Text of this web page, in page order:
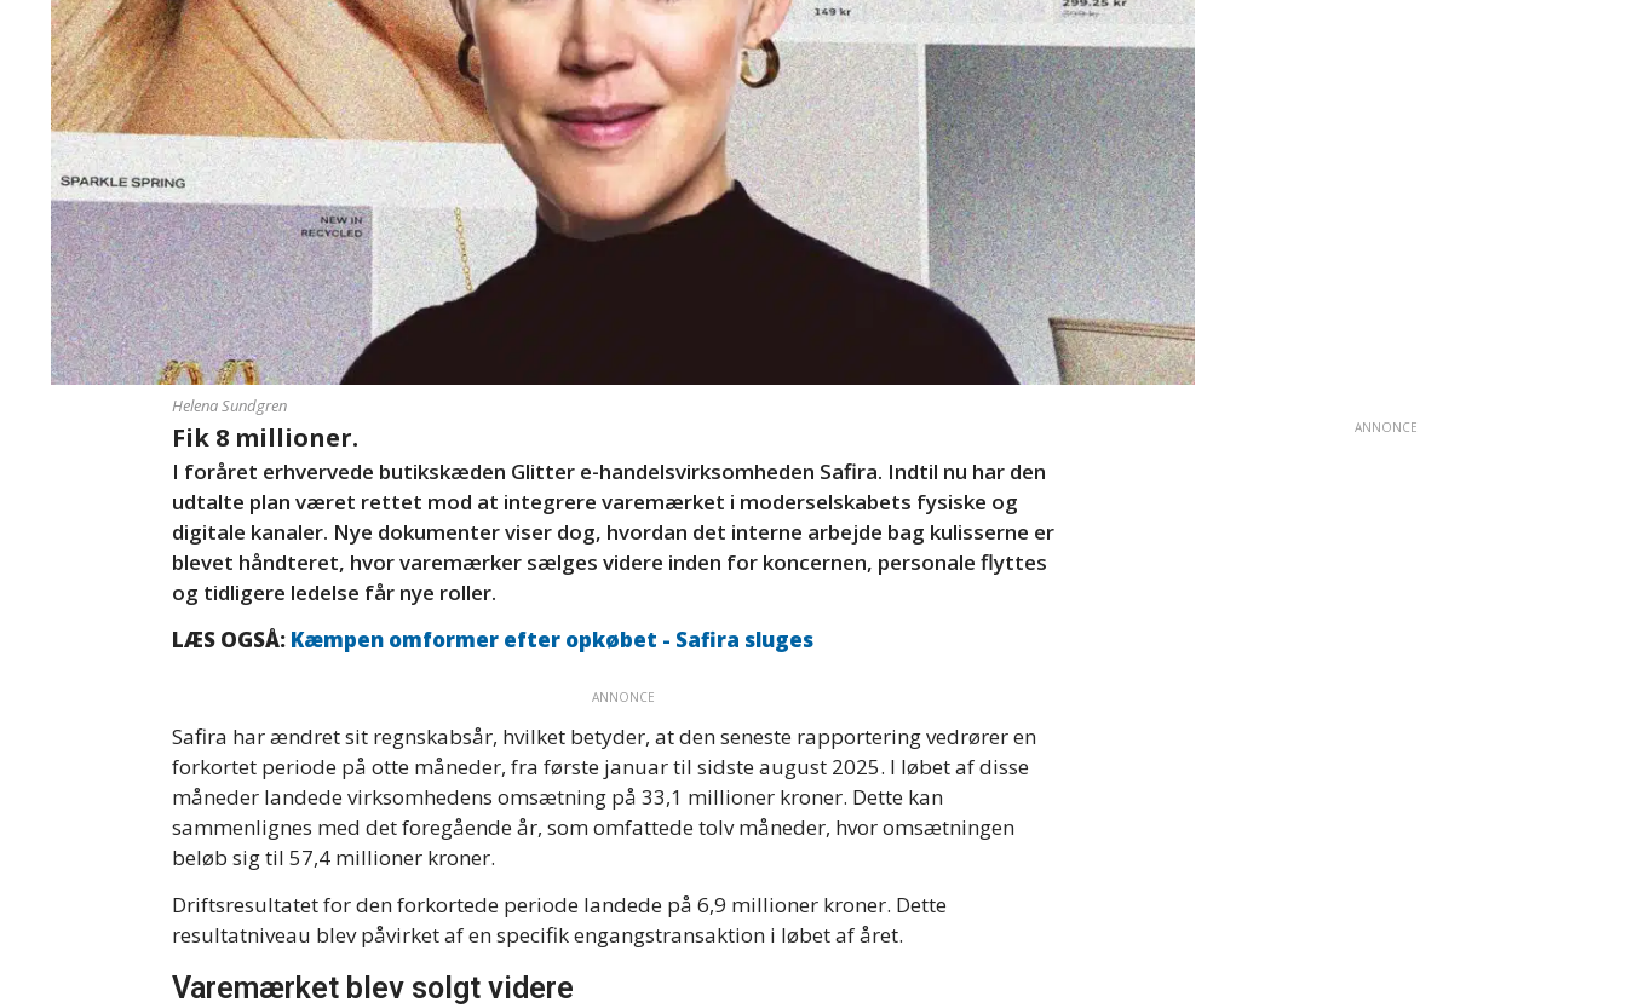
Helena Sundgren
Fik 8 millioner.
I foråret erhvervede butikskæden Glitter e-handelsvirksomheden Safira. Indtil nu har den
udtalte plan været rettet mod at integrere varemærket i moderselskabets fysiske og
digitale kanaler. Nye dokumenter viser dog, hvordan det interne arbejde bag kulisserne er
blevet håndteret, hvor varemærker sælges videre inden for koncernen, personale flyttes
og tidligere ledelse får nye roller.
LÆS OGSÅ: Kæmpen omformer efter opkøbet - Safira sluges
ANNONCE
Safira har ændret sit regnskabsår, hvilket betyder, at den seneste rapportering vedrører en
forkortet periode på otte måneder, fra første januar til sidste august 2025. I løbet af disse
måneder landede virksomhedens omsætning på 33,1 millioner kroner. Dette kan
sammenlignes med det foregående år, som omfattede tolv måneder, hvor omsætningen
beløb sig til 57,4 millioner kroner.
Driftsresultatet for den forkortede periode landede på 6,9 millioner kroner. Dette
resultatniveau blev påvirket af en specifik engangstransaktion i løbet af året.
Varemærket blev solgt videre
ANNONCE